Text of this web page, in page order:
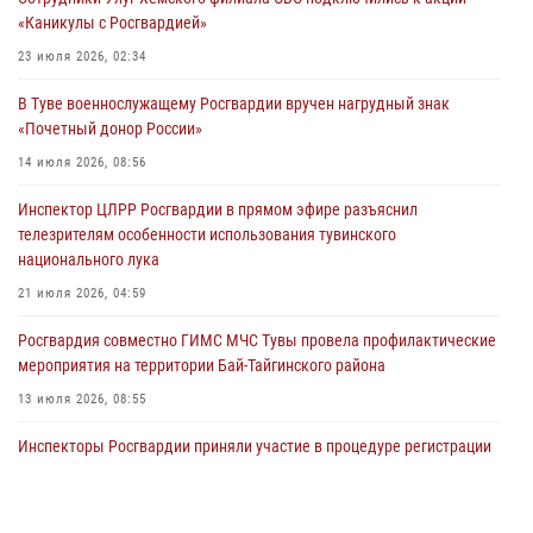
29 июля 2026, 09:41
26 сигналов «Тревога» с автотранспортов отработали экипажи
29 июля 2026, 08:37 1
В Туве офицер Росгвардии подвела итоги юбилейного личного
28 июля 2026, 07:48
«Каникулы с Росгвардией»
23 июля 2026, 02:34
В Туве военнослужащему Росгвардии вручен нагрудный знак
«Почетный донор России»
14 июля 2026, 08:56
Инспектор ЦЛРР Росгвардии в прямом эфире разъяснил
телезрителям особенности использования тувинского
национального лука
21 июля 2026, 04:59
Росгвардия совместно ГИМС МЧС Тувы провела профилактические
мероприятия на территории Бай-Тайгинского района
13 июля 2026, 08:55
Инспекторы Росгвардии приняли участие в процедуре регистрации